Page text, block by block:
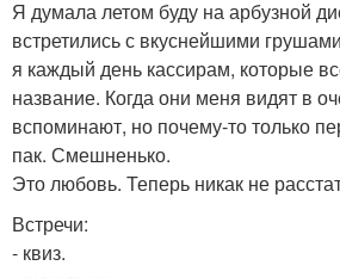
Я думала летом буду на арбузной
встретились с вкуснейшими
я каждый день кассирам, которые
название. Когда они меня видят в
вспоминают, но почему-то только
пак. Смешненько.
Это любовь. Теперь никак не
Встречи:
- квиз.